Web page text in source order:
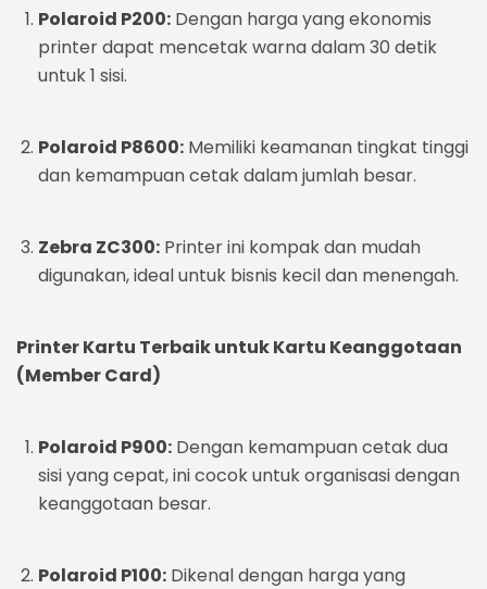
Polaroid P200: Dengan harga yang ekonomis
printer dapat mencetak warna dalam 30 detik
untuk 1 sisi.
Polaroid P8600: Memiliki keamanan tingkat tinggi
dan kemampuan cetak dalam jumlah besar.
Zebra ZC300: Printer ini kompak dan mudah
digunakan, ideal untuk bisnis kecil dan menengah.
Printer Kartu Terbaik untuk Kartu Keanggotaan
(Member Card)
Polaroid P900: Dengan kemampuan cetak dua
sisi yang cepat, ini cocok untuk organisasi dengan
keanggotaan besar.
Polaroid P100: Dikenal dengan harga yang